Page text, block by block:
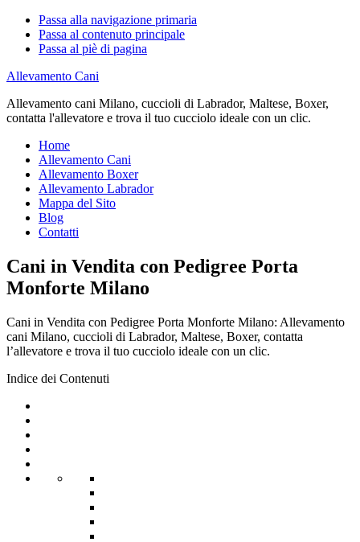
Passa alla navigazione primaria
Passa al contenuto principale
Passa al piè di pagina
Allevamento Cani
Allevamento cani Milano, cuccioli di Labrador, Maltese, Boxer,
contatta l'allevatore e trova il tuo cucciolo ideale con un clic.
Home
Allevamento Cani
Allevamento Boxer
Allevamento Labrador
Mappa del Sito
Blog
Contatti
Cani in Vendita con Pedigree Porta
Monforte Milano
Cani in Vendita con Pedigree Porta Monforte Milano: Allevamento
cani Milano, cuccioli di Labrador, Maltese, Boxer, contatta
l’allevatore e trova il tuo cucciolo ideale con un clic.
Indice dei Contenuti